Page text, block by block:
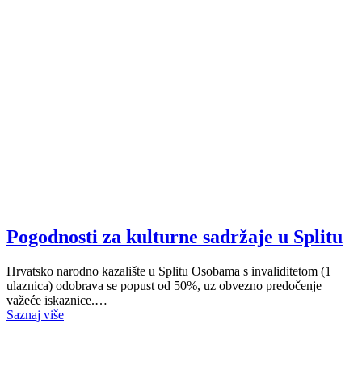
Pogodnosti za kulturne sadržaje u Splitu
Hrvatsko narodno kazalište u Splitu Osobama s invaliditetom (1
ulaznica) odobrava se popust od 50%, uz obvezno predočenje
važeće iskaznice.…
Saznaj više